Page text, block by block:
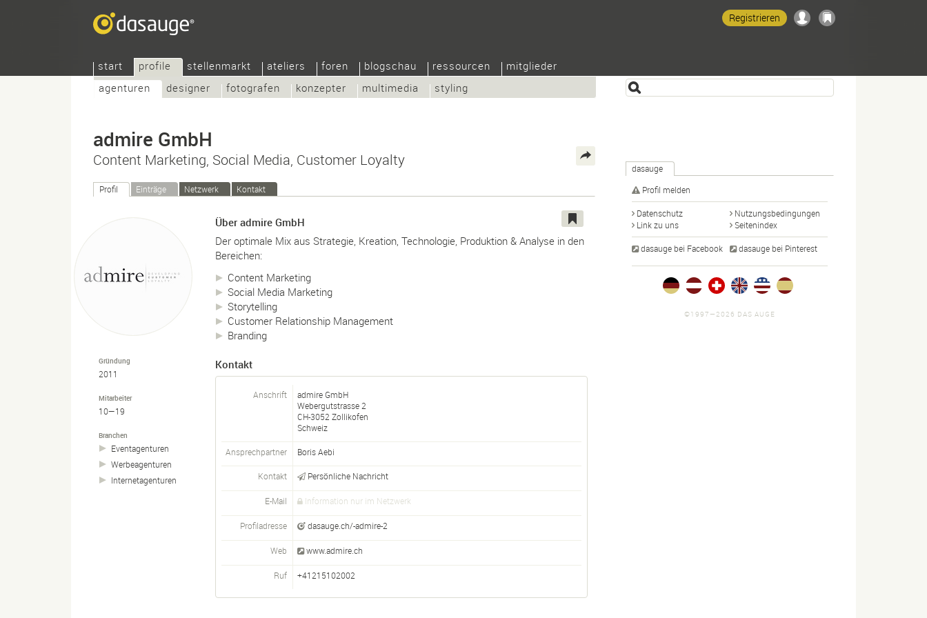
start
profile
agenturen
designer fotografen konzepter multimedia styling
stellenmarkt ateliers foren blogschau ressourcen mitglieder
Registrieren
admire GmbH
Content Marketing, Social Media, Customer Loyalty
Profil Einträge Netzwerk Kontakt
Gründung
2011
Mitarbeiter
10—19
Branchen
Eventagenturen
Werbeagenturen
Internetagenturen
Über admire GmbH
Der optimale Mix aus Strategie, Kreation, Technologie, Produktion & Analyse in den
Bereichen:
Content Marketing
Social Media Marketing
Storytelling
Customer Relationship Management
Branding
Kontakt
Anschrift
admire GmbH
Webergutstrasse 2
CH-3052 Zollikofen
Schweiz
Ansprechpartner Boris Aebi
Kontakt Persönliche Nachricht
E-Mail Information nur im Netzwerk
Profiladresse dasauge.ch/-admire-2
Web www.admire.ch
Ruf +41215102002
dasauge
Profil melden
Datenschutz
Nutzungsbedingungen
Link zu uns
Seitenindex
dasauge bei Facebook dasauge bei Pinterest
©1997—2026 DAS AUGE